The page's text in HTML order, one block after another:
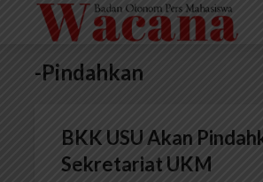
-Pindahkan
BKK USU Akan
Sekretariat UKM